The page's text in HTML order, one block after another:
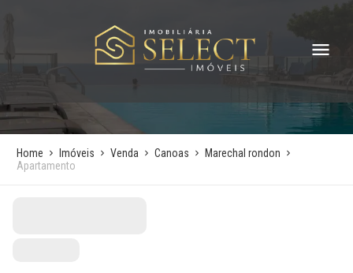
Home Imóveis Venda Canoas
Marechal rondon
Apartamento